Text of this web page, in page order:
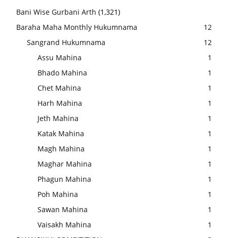
Bani Wise Gurbani Arth (1,321)
Baraha Maha Monthly Hukumnama
12
Sangrand Hukumnama
12
Assu Mahina
1
Bhado Mahina
1
Chet Mahina
1
Harh Mahina
1
Jeth Mahina
1
Katak Mahina
1
Magh Mahina
1
Maghar Mahina
1
Phagun Mahina
1
Poh Mahina
1
Sawan Mahina
1
Vaisakh Mahina
1